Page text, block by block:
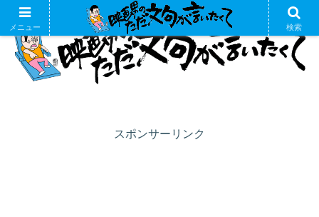
スポンサーリンク
メニュー 検索